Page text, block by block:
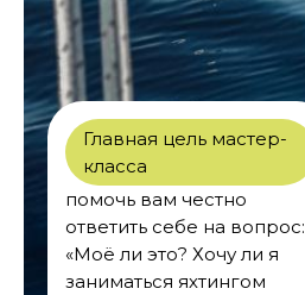
Главная цель мастер-
класса
помочь вам честно
ответить себе на вопрос:
«Моё ли это? Хочу ли я
заниматься яхтингом